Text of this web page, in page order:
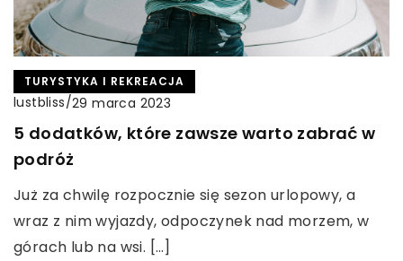
TURYSTYKA I REKREACJA
lustbliss/29 marca 2023
5 dodatków, które zawsze warto zabrać w
podróż
Już za chwilę rozpocznie się sezon urlopowy, a
wraz z nim wyjazdy, odpoczynek nad morzem, w
górach lub na wsi. […]